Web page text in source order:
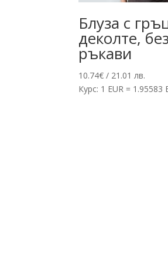
Блуза с
деколте,
ръкави
10.74€ / 21.01 лв.
Курс: 1 EUR = 1.95583